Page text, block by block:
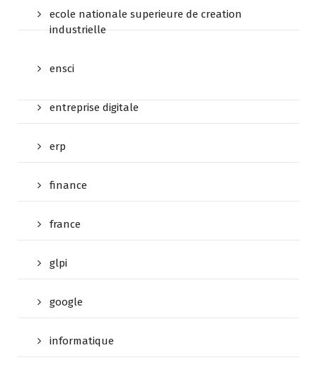
ecole nationale superieure de creation
industrielle
ensci
entreprise digitale
erp
finance
france
glpi
google
informatique